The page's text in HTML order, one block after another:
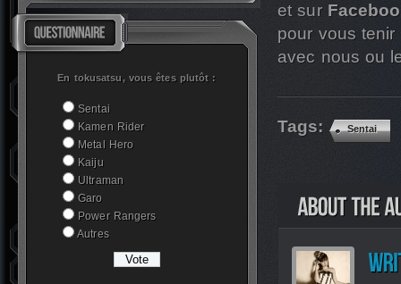
En tokusatsu, vous êtes plutôt :
Sentai
Kamen Rider
Metal Hero
Kaiju
Ultraman
Garo
Power Rangers
Autres
et sur
pour vous
avec nous ou
Tags: Sentai